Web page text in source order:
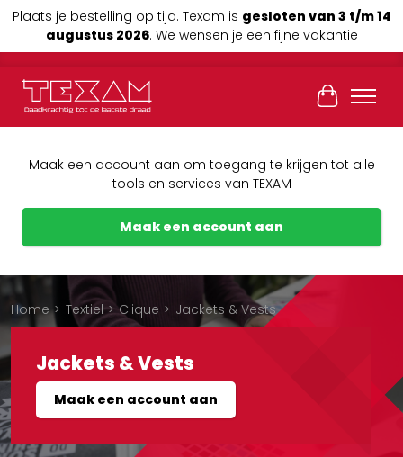
Plaats je bestelling op tijd. Texam is gesloten van 3 t/m 14
augustus 2026. We wensen je een fijne vakantie
Maak een account aan om toegang te krijgen tot alle
tools en services van TEXAM
Maak een account aan
Home > Textiel > Clique > Jackets & Vests
Jackets & Vests
Maak een account aan